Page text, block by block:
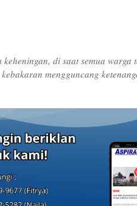
di saat semua
mengguncang